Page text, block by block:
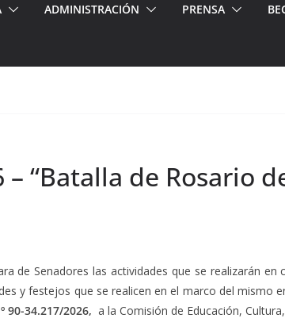
ADMINISTRACIÓN PRENSA
“Batalla de Rosario
de Senadores las actividades que se realizarán en
y festejos que se realicen en el marco del mismo
90-34.217/2026, a la Comisión de Educación,